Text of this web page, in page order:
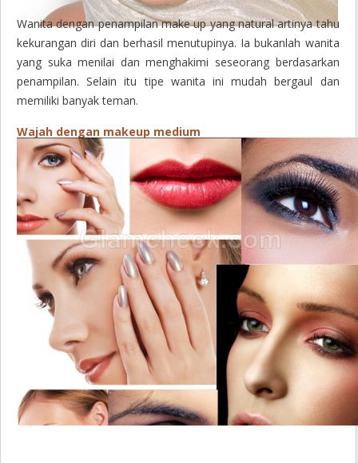
Wanita dengan penampilan make up yang natural artinya tahu
kekurangan diri dan berhasil menutupinya. Ia bukanlah wanita
yang suka menilai dan menghakimi seseorang berdasarkan
penampilan. Selain itu tipe wanita ini mudah bergaul dan
memiliki banyak teman.
Wajah dengan makeup medium